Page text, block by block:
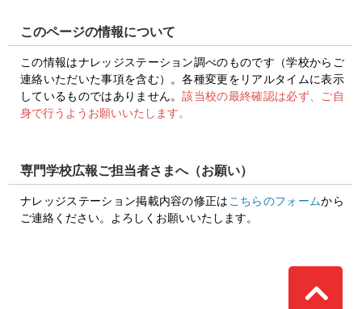
このページの情報について
この情報はナレッジステーション調べのものです（学校からご
連絡いただいた事項を含む）。各種変更をリアルタイムに表示
しているものではありません。該当校の最終確認は必ず、ご自
身で行うようお願いいたします。
専門学校広報ご担当者さまへ（お願い）
ナレッジステーション掲載内容の修正は こちらのフォームから
ご連絡ください。よろしくお願いいたします。
Top